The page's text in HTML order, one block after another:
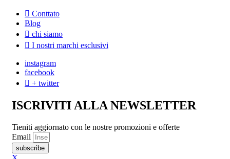
Conttato
Blog
chi siamo
I nostri marchi esclusivi
instagram
facebook
+ twitter
ISCRIVITI ALLA NEWSLETTER
Tieniti aggiornato con le nostre promozioni e offerte
Email
subscribe